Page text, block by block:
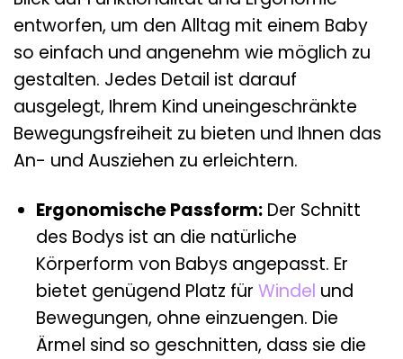
entworfen, um den Alltag mit einem Baby
so einfach und angenehm wie möglich zu
gestalten. Jedes Detail ist darauf
ausgelegt, Ihrem Kind uneingeschränkte
Bewegungsfreiheit zu bieten und Ihnen das
An- und Ausziehen zu erleichtern.
Ergonomische Passform:Der Schnitt
des Bodys ist an die natürliche
Körperform von Babys angepasst. Er
bietet genügend Platz für Windel und
Bewegungen, ohne einzuengen. Die
Ärmel sind so geschnitten, dass sie die